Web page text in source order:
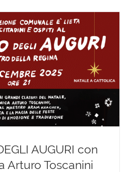
AUGURI con
Arturo Toscanini